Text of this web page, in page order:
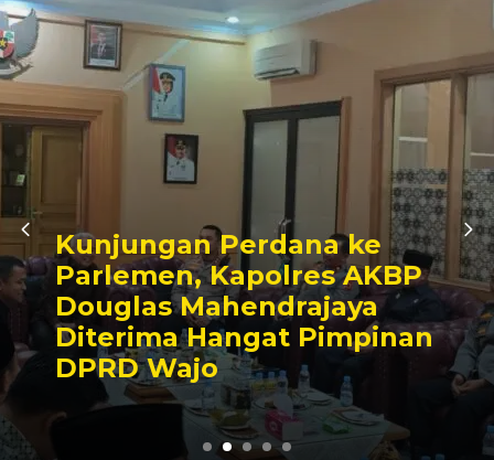
Awali Tugas sebagai
Kabagbinkar, AKBP Fantry
Taherong Tekankan
Kebersihan dan Disiplin
Demi Kepuasan Publik